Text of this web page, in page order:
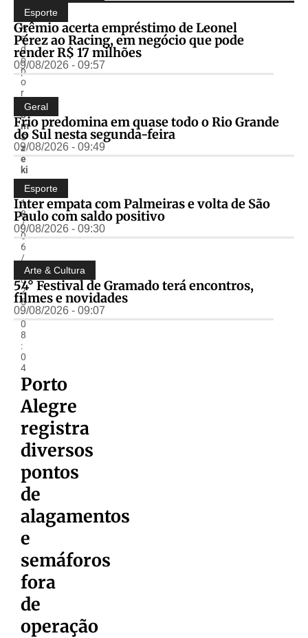
bl
ic
a
d
o
p
o
r
T
o
m
S
z
e
ki
r
1
8
/
0
6
/
2
0
2
5
-
0
8
:
0
4
Porto
Alegre
registra
diversos
pontos
de
alagamentos
e
semáforos
fora
de
operação
Esporte
Grêmio acerta empréstimo de Leonel
Pérez ao Racing, em negócio que pode
render R$ 17 milhões
09/08/2026 - 09:57
Geral
Frio predomina em quase todo o Rio Grande
do Sul nesta segunda-feira
09/08/2026 - 09:49
Esporte
Inter empata com Palmeiras e volta de São
Paulo com saldo positivo
09/08/2026 - 09:30
Arte & Cultura
54° Festival de Gramado terá encontros,
filmes e novidades
09/08/2026 - 09:07